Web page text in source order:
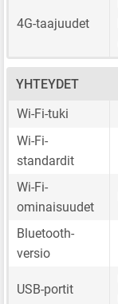
4G-taajuudet
YHTEYDET
Wi-Fi-tuki
Wi-Fi-
standardit
Wi-Fi-
ominaisuudet
Bluetooth-
versio
USB-portit